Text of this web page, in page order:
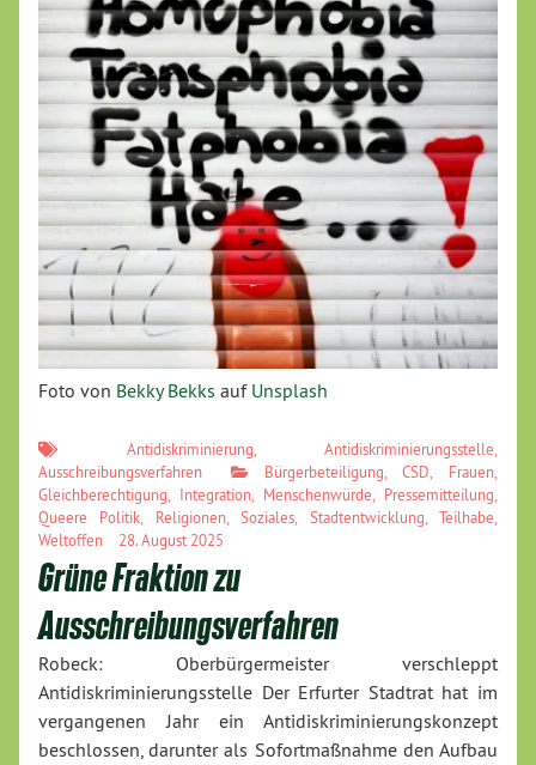
Foto von Bekky Bekks auf Unsplash
Antidiskriminierung Antidiskriminierungsstelle
Ausschreibungsverfahren
Bürgerbeteiligung ,CSD Frauen
Gleichberechtigung
Integration Menschenwürde Pressemitteilung
Queere Politik
Religionen,Soziales Stadtentwicklung ,Teilhabe
Weltoffen
28. August 2025
Grüne Fraktion zu
Ausschreibungsverfahren
Robeck: Oberbürgermeister verschleppt
Antidiskriminierungsstelle Der Erfurter Stadtrat hat im
vergangenen Jahr ein Antidiskriminierungskonzept
beschlossen, darunter als Sofortmaßnahme den Aufbau